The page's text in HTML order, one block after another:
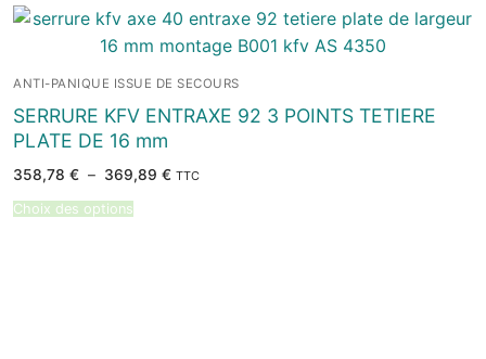
ANTI-PANIQUE ISSUE DE SECOURS
SERRURE KFV ENTRAXE 92 3 POINTS TETIERE
PLATE DE 16 mm
358,78 € – 369,89 €Plage
TTC
Choix des options